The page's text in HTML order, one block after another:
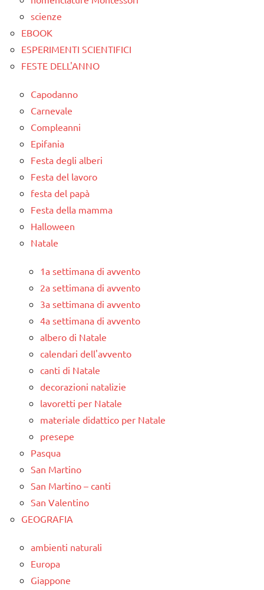
scienze
EBOOK
ESPERIMENTI SCIENTIFICI
FESTE DELL'ANNO
Capodanno
Carnevale
Compleanni
Epifania
Festa degli alberi
Festa del lavoro
festa del papà
Festa della mamma
Halloween
Natale
1a settimana di avvento
2a settimana di avvento
3a settimana di avvento
4a settimana di avvento
albero di Natale
calendari dell'avvento
canti di Natale
decorazioni natalizie
lavoretti per Natale
materiale didattico per Natale
presepe
Pasqua
San Martino
San Martino – canti
San Valentino
GEOGRAFIA
ambienti naturali
Europa
Giappone